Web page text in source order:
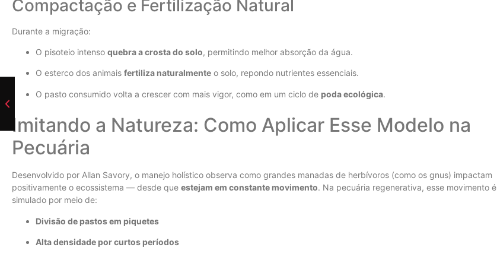
Compactação e Fertilização Natural
Durante a migração:
O pisoteio intenso quebra a crosta do solo, permitindo melhor absorção da água.
O esterco dos animais fertiliza naturalmente o solo, repondo nutrientes essenciais.
O pasto consumido volta a crescer com mais vigor, como em um ciclo de poda ecológica.
Imitando a Natureza: Como Aplicar Esse Modelo na
Pecuária
Desenvolvido por Allan Savory, o manejo holístico observa como grandes manadas de herbívoros (como os gnus) impactam
positivamente o ecossistema — desde que estejam em constante movimento. Na pecuária regenerativa, esse movimento é
simulado por meio de:
Divisão de pastos em piquetes
Alta densidade por curtos períodos